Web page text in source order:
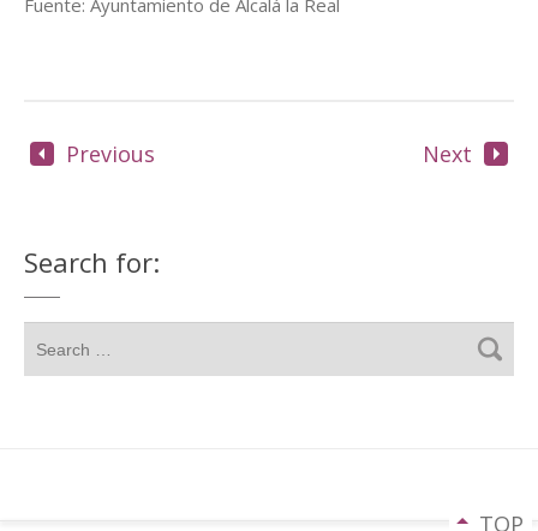
Fuente: Ayuntamiento de Alcalá la Real
Previous Next
Search for:
TOP